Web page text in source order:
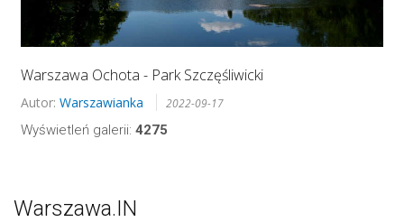
Warszawa Ochota - Park Szczęśliwicki
Autor: Warszawianka 2022-09-17
Wyświetleń galerii: 4275
Warszawa.IN